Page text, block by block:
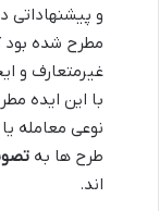
و پیشنهاداتی
مطرح شده بود
غیرمتعارف و
با این ایده
نوعی معامله
طرح ها به
اند.